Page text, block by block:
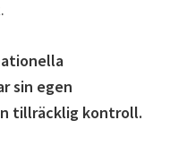
sin egen
tillräcklig kontroll.